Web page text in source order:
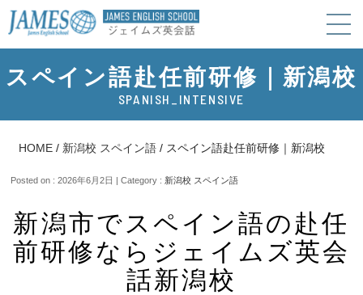
スペイン語赴任前研修｜新潟校
SPANISH_INTENSIVE
HOME / 新潟校 スペイン語 / スペイン語赴任前研修｜新潟校
Posted on : 2026年6月2日 | Category : 新潟校 スペイン語
新潟市でスペイン語の赴任
前研修ならジェイムズ英会
話新潟校